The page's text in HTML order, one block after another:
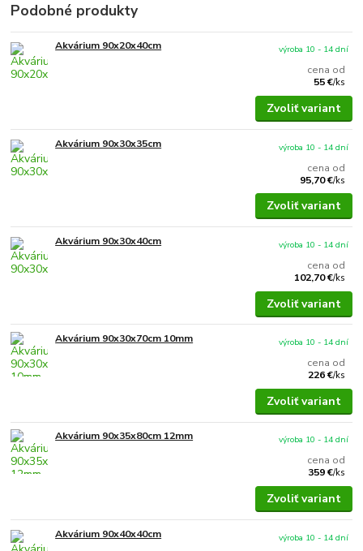
Podobné produkty
Akvárium 90x20x40cm
cena od
55 €/ks
výroba 10 - 14 dní
Zvoliť variant
Akvárium 90x30x35cm
cena od
95,70 €/ks
výroba 10 - 14 dní
Zvoliť variant
Akvárium 90x30x40cm
cena od
102,70 €/ks
výroba 10 - 14 dní
Zvoliť variant
Akvárium 90x30x70cm 10mm
cena od
226 €/ks
výroba 10 - 14 dní
Zvoliť variant
Akvárium 90x35x80cm 12mm
cena od
359 €/ks
výroba 10 - 14 dní
Zvoliť variant
Akvárium 90x40x40cm
výroba 10 - 14 dní